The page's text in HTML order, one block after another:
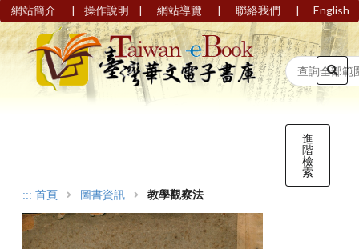
網站簡介 | 操作說明 | 網站導覽 | 聯絡我們 | English
進
階
檢
索
::: 首頁 圖書資訊 教學觀察法